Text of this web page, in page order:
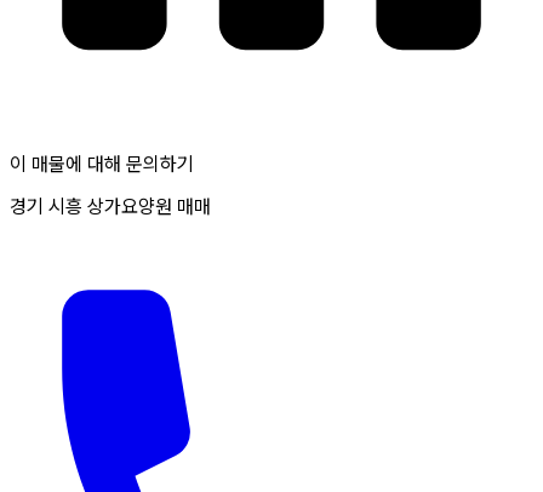
이 매물에 대해 문의하기
경기 시흥 상가요양원 매매